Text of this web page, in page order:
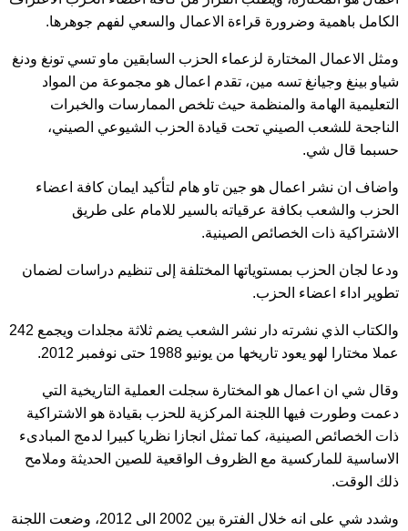
الكامل باهمية وضرورة قراءة الاعمال والسعي لفهم جوهرها.
ومثل الاعمال المختارة لزعماء الحزب السابقين ماو تسي تونغ ودنغ
شياو بينغ وجيانغ تسه مين، تقدم اعمال هو مجموعة من المواد
التعليمية الهامة والمنظمة حيث تلخص الممارسات والخبرات
الناجحة للشعب الصيني تحت قيادة الحزب الشيوعي الصيني،
حسبما قال شي.
واضاف ان نشر اعمال هو جين تاو هام لتأكيد ايمان كافة اعضاء
الحزب والشعب بكافة عرقياته بالسير للامام على طريق
الاشتراكية ذات الخصائص الصينية.
ودعا لجان الحزب بمستوياتها المختلفة إلى تنظيم دراسات لضمان
تطوير اداء اعضاء الحزب.
والكتاب الذي نشرته دار نشر الشعب يضم ثلاثة مجلدات ويجمع 242
عملا مختارا لهو يعود تاريخها من يونيو 1988 حتى نوفمبر 2012.
وقال شي ان اعمال هو المختارة سجلت العملية التاريخية التي
دعمت وطورت فيها اللجنة المركزية للحزب بقيادة هو الاشتراكية
ذات الخصائص الصينية، كما تمثل انجازا نظريا كبيرا لدمج المبادىء
الاساسية للماركسية مع الظروف الواقعية للصين الحديثة وملامح
ذلك الوقت.
وشدد شي على انه خلال الفترة بين 2002 الى 2012، وضعت اللجنة